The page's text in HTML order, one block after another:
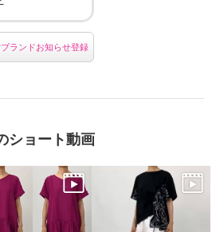
ス
キョウコ ヒガ チュールレース
プルオーバー
グリーン Ｍ
¥0
ブランドお知らせ登録
ショート動画